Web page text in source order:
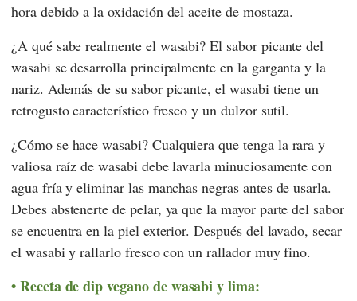
hora debido a la oxidación del aceite de mostaza.
¿A qué sabe realmente el wasabi? El sabor picante del
wasabi se desarrolla principalmente en la garganta y la
nariz. Además de su sabor picante, el wasabi tiene un
retrogusto característico fresco y un dulzor sutil.
¿Cómo se hace wasabi? Cualquiera que tenga la rara y
valiosa raíz de wasabi debe lavarla minuciosamente con
agua fría y eliminar las manchas negras antes de usarla.
Debes abstenerte de pelar, ya que la mayor parte del sabor
se encuentra en la piel exterior. Después del lavado, secar
el wasabi y rallarlo fresco con un rallador muy fino.
Receta de dip vegano de wasabi y lima: